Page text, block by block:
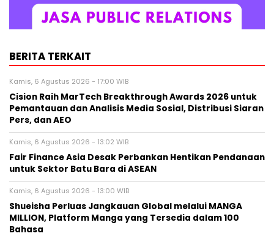
BERITA TERKAIT
Kamis, 6 Agustus 2026 - 17:00 WIB
Cision Raih MarTech Breakthrough Awards 2026 untuk
Pemantauan dan Analisis Media Sosial, Distribusi Siaran
Pers, dan AEO
Kamis, 6 Agustus 2026 - 13:02 WIB
Fair Finance Asia Desak Perbankan Hentikan Pendanaan
untuk Sektor Batu Bara di ASEAN
Kamis, 6 Agustus 2026 - 13:00 WIB
Shueisha Perluas Jangkauan Global melalui MANGA
MILLION, Platform Manga yang Tersedia dalam 100
Bahasa